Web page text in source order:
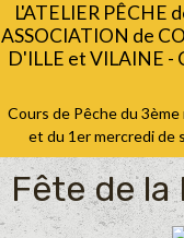
L'ATELIER PÊCHE
ASSOCIATION de
D'ILLE et VILAINE -
Cours de Pêche du
et du 1er mercredi de
Fête de la